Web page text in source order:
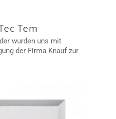
Tem
wurden uns mit
der Firma Knauf zur